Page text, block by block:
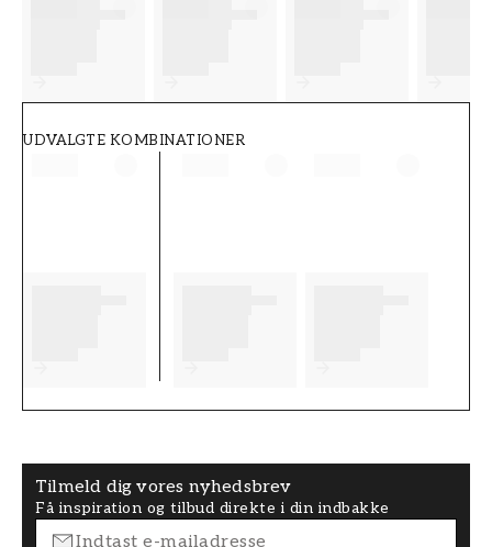
UDVALGTE KOMBINATIONER
Tilmeld dig vores nyhedsbrev
Få inspiration og tilbud direkte i din indbakke